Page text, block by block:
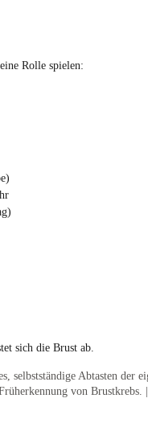
Rolle spielen:
selbstständige Abtasten der
von Brustkrebs.